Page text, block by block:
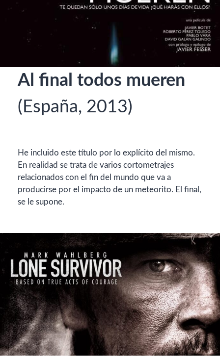
Al final todos mueren
(España, 2013)
He incluido este título por lo explícito del mismo.
En realidad se trata de varios cortometrajes
relacionados con el fin del mundo que va a
producirse por el impacto de un meteorito. El final,
se le supone.